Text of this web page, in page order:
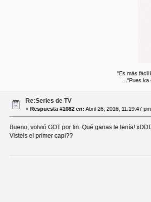
"Es más fácil
..."Pues
Re:Series de TV
« Respuesta #1082 en: Abril 26, 2016, 11:19:47
Bueno, volvió GOT por fin. Qué ganas le tenía!
Visteis el primer capi??